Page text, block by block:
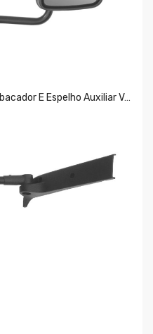
Espelho Completo Ld C/desembacador E Espelho Auxiliar Volvo Vm